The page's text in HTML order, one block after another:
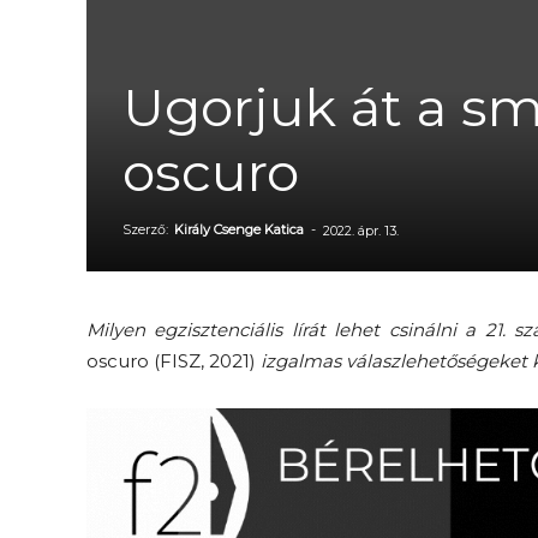
Ugorjuk át a
oscuro
Szerző: Király Csenge Katica - 2022. ápr. 13.
Milyen egzisztenciális lírát lehet csinálni a 21.
oscuro (FISZ, 2021) izgalmas válaszlehetőségeket